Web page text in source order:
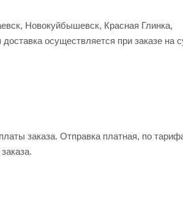
Новокуйбышевск, Красная Глинка,
осуществляется при заказе на
заказа. Отправка платная, по